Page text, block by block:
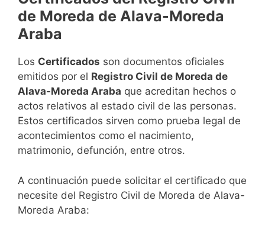
de Moreda de Alava-Moreda
Araba
Los Certificados son documentos oficiales
emitidos por el Registro Civil de Moreda de
Alava-Moreda Araba que acreditan hechos o
actos relativos al estado civil de las personas.
Estos certificados sirven como prueba legal de
acontecimientos como el nacimiento,
matrimonio, defunción, entre otros.
A continuación puede solicitar el certificado que
necesite del Registro Civil de Moreda de Alava-
Moreda Araba: